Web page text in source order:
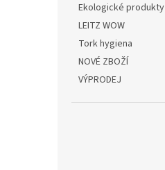
Ekologické produkty
LEITZ WOW
Tork hygiena
NOVÉ ZBOŽÍ
VÝPRODEJ